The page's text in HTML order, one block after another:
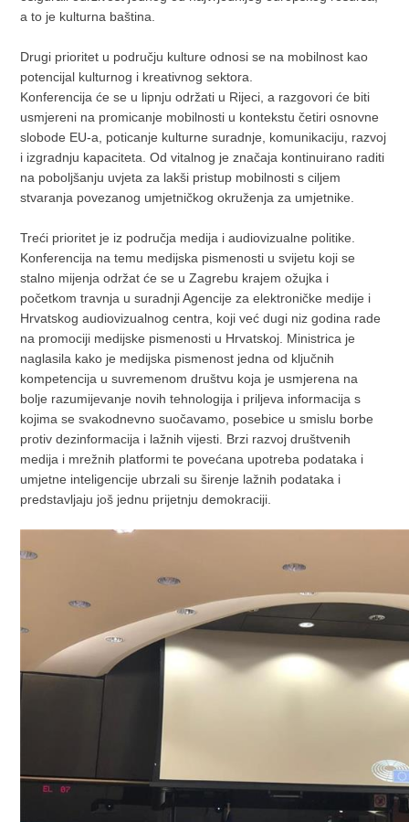
a to je kulturna baština.
Drugi prioritet u području kulture odnosi se na mobilnost kao
potencijal kulturnog i kreativnog sektora.
Konferencija će se u lipnju održati u Rijeci, a razgovori će biti
usmjereni na promicanje mobilnosti u kontekstu četiri osnovne
slobode EU-a, poticanje kulturne suradnje, komunikaciju, razvoj
i izgradnju kapaciteta. Od vitalnog je značaja kontinuirano raditi
na poboljšanju uvjeta za lakši pristup mobilnosti s ciljem
stvaranja povezanog umjetničkog okruženja za umjetnike.
Treći prioritet je iz područja medija i audiovizualne politike.
Konferencija na temu medijska pismenosti u svijetu koji se
stalno mijenja održat će se u Zagrebu krajem ožujka i
početkom travnja u suradnji Agencije za elektroničke medije i
Hrvatskog audiovizualnog centra, koji već dugi niz godina rade
na promociji medijske pismenosti u Hrvatskoj. Ministrica je
naglasila kako je medijska pismenost jedna od ključnih
kompetencija u suvremenom društvu koja je usmjerena na
bolje razumijevanje novih tehnologija i priljeva informacija s
kojima se svakodnevno suočavamo, posebice u smislu borbe
protiv dezinformacija i lažnih vijesti. Brzi razvoj društvenih
medija i mrežnih platformi te povećana upotreba podataka i
umjetne inteligencije ubrzali su širenje lažnih podataka i
predstavljaju još jednu prijetnju demokraciji.